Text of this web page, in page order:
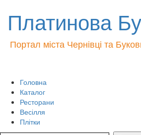
Платинова
Портал міста Чернівці та
Головна
Каталог
Ресторани
Весілля
Плітки